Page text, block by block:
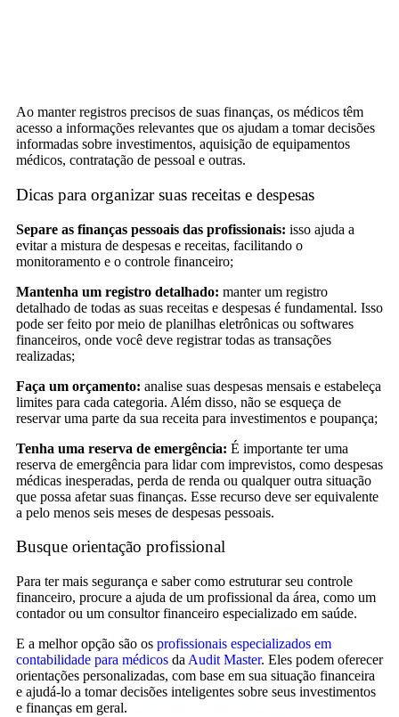
Ao manter registros precisos de suas finanças, os médicos têm
acesso a informações relevantes que os ajudam a tomar decisões
informadas sobre investimentos, aquisição de equipamentos
médicos, contratação de pessoal e outras.
Dicas para organizar suas receitas e despesas
Separe as finanças pessoais das profissionais: isso ajuda a
evitar a mistura de despesas e receitas, facilitando o
monitoramento e o controle financeiro;
Mantenha um registro detalhado: manter um registro
detalhado de todas as suas receitas e despesas é fundamental. Isso
pode ser feito por meio de planilhas eletrônicas ou softwares
financeiros, onde você deve registrar todas as transações
realizadas;
Faça um orçamento: analise suas despesas mensais e estabeleça
limites para cada categoria. Além disso, não se esqueça de
reservar uma parte da sua receita para investimentos e poupança;
Tenha uma reserva de emergência: É importante ter uma
reserva de emergência para lidar com imprevistos, como despesas
médicas inesperadas, perda de renda ou qualquer outra situação
que possa afetar suas finanças. Esse recurso deve ser equivalente
a pelo menos seis meses de despesas pessoais.
Busque orientação profissional
Para ter mais segurança e saber como estruturar seu controle
financeiro, procure a ajuda de um profissional da área, como um
contador ou um consultor financeiro especializado em saúde.
E a melhor opção são os profissionais especializados em
contabilidade para médicos da Audit Master. Eles podem oferecer
orientações personalizadas, com base em sua situação financeira
e ajudá-lo a tomar decisões inteligentes sobre seus investimentos
e finanças em geral.